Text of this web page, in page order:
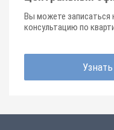
Вы можете записаться
консультацию по